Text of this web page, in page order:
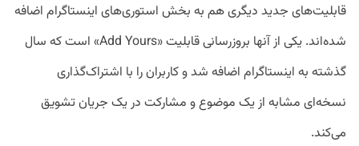
قابلیت‌های جدید دیگری هم به بخش استوری‌های اینستاگرام اضافه
شده‌اند. یکی از آنها بروزرسانی قابلیت «Add Yours» است که سال
گذشته به اینستاگرام اضافه شد و کاربران را با اشتراک‌گذاری
نسخه‌ای مشابه از یک موضوع و مشارکت در یک جریان تشویق
می‌کند.